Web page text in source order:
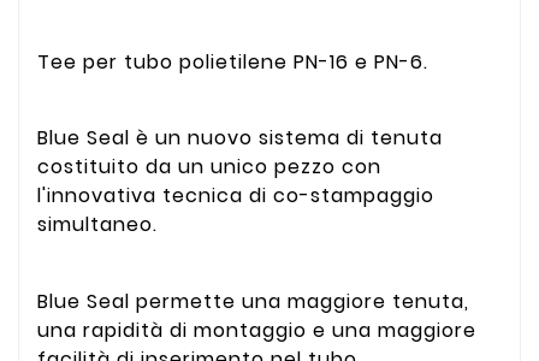
Tee per tubo polietilene PN-16 e PN-6.
Blue Seal è un nuovo sistema di tenuta
costituito da un unico pezzo con
l'innovativa tecnica di co-stampaggio
simultaneo.
Blue Seal permette una maggiore tenuta,
una rapidità di montaggio e una maggiore